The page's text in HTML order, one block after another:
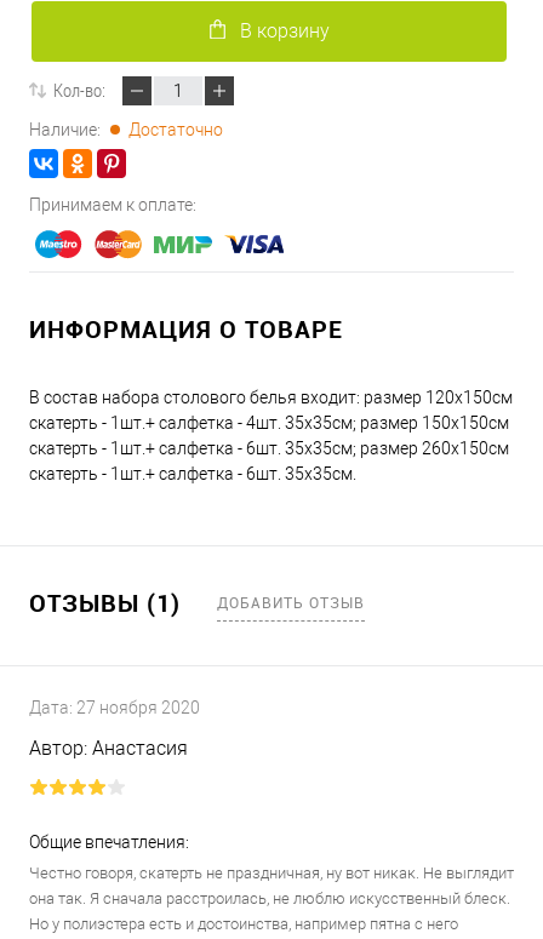
В корзину
Кол-во:
Наличие: Достаточно
Принимаем к оплате:
ИНФОРМАЦИЯ О ТОВАРЕ
В состав набора столового белья входит: размер 120х150см
скатерть - 1шт.+ салфетка - 4шт. 35х35см; размер 150х150см
скатерть - 1шт.+ салфетка - 6шт. 35х35см; размер 260х150см
скатерть - 1шт.+ салфетка - 6шт. 35х35см.
ОТЗЫВЫ (1) ДОБАВИТЬ ОТЗЫВ
Дата: 27 ноября 2020
Автор: Анастасия
Общие впечатления:
Честно говоря, скатерть не праздничная, ну вот никак. Не выглядит
она так. Я сначала расстроилась, не люблю искусственный блеск.
Но у полиэстера есть и достоинства, например пятна с него